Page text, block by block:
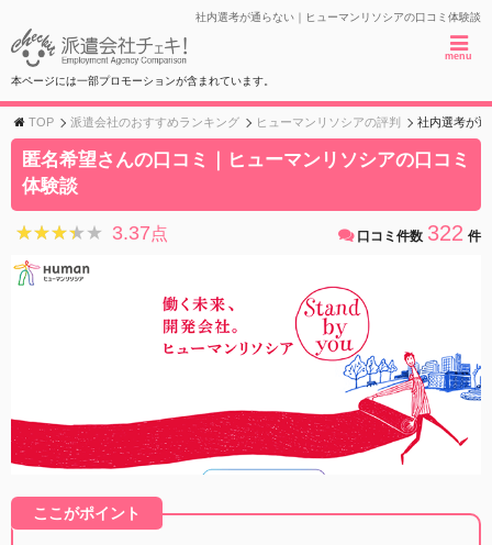
社内選考が通らない｜ヒューマンリソシアの口コミ体験談
menu
本ページには一部プロモーションが含まれています。
TOP 派遣会社のおすすめランキング ヒューマンリソシアの評判 社内選考が
匿名希望さんの口コミ｜ヒューマンリソシアの口コミ
体験談
★★★★★
★★★★★ 3.37点 口コミ件数 322 件
ここがポイント